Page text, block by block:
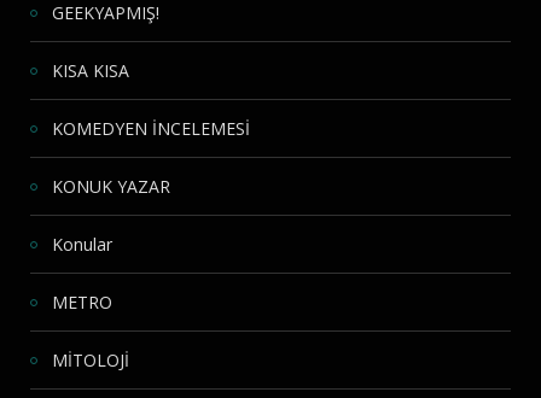
GEEKYAPMIŞ!
KISA KISA
KOMEDYEN İNCELEMESİ
KONUK YAZAR
Konular
METRO
MİTOLOJİ